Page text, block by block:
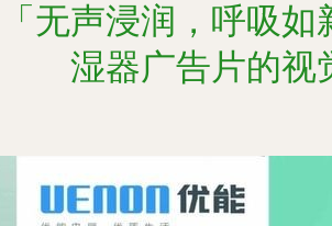
「无声浸润，呼吸
湿器广告片的视